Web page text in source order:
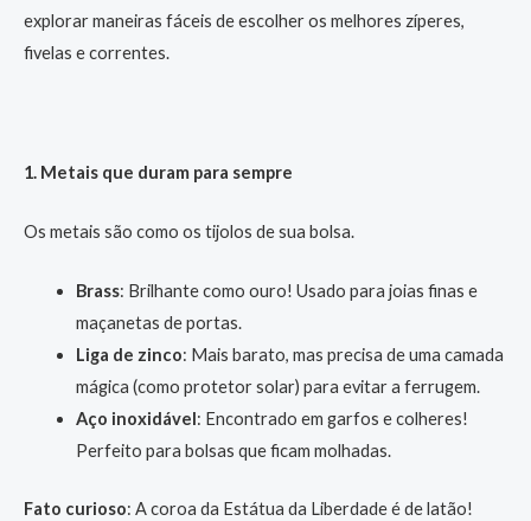
explorar maneiras fáceis de escolher os melhores zíperes,
fivelas e correntes.
1. Metais que duram para sempre
Os metais são como os tijolos de sua bolsa.
Brass: Brilhante como ouro! Usado para joias finas e
maçanetas de portas.
Liga de zinco: Mais barato, mas precisa de uma camada
mágica (como protetor solar) para evitar a ferrugem.
Aço inoxidável: Encontrado em garfos e colheres!
Perfeito para bolsas que ficam molhadas.
Fato curioso: A coroa da Estátua da Liberdade é de latão!